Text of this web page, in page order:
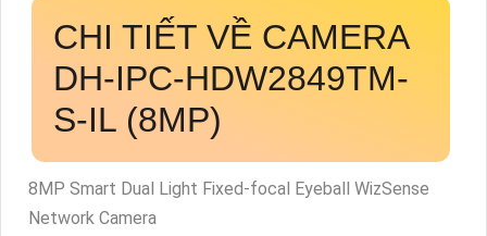
CHI TIẾT VỀ CAMERA
DH-IPC-HDW2849TM-
S-IL (8MP)
8MP Smart Dual Light Fixed-focal Eyeball WizSense
Network Camera